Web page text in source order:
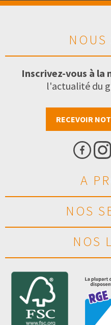
NOUS
Inscrivez-vous à
l'actualité du
RECEVOIR
A
NOS
NOS